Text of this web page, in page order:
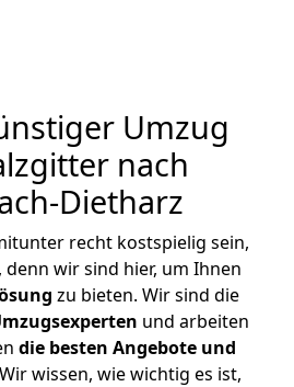
Umzug
nach
Dietharz
recht kostspielig sein,
denn wir sind hier, um Ihnen
zu bieten. Wir sind die
und arbeiten
die besten Angebote und
wissen, wie wichtig es ist,